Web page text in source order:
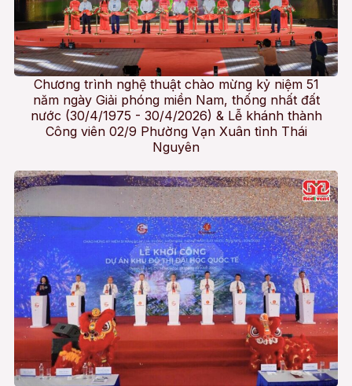
Chương trình nghệ thuật chào mừng kỷ niệm 51
năm ngày Giải phóng miền Nam, thống nhất đất
nước (30/4/1975 - 30/4/2026) & Lễ khánh thành
Công viên 02/9 Phường Vạn Xuân tỉnh Thái
Nguyên